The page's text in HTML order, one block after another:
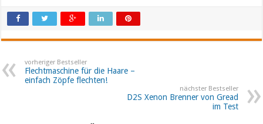
vorheriger Bestseller
Flechtmaschine für die Haare –
einfach Zöpfe flechten!
nächster Bestseller
D2S Xenon Brenner von Gread
im Test